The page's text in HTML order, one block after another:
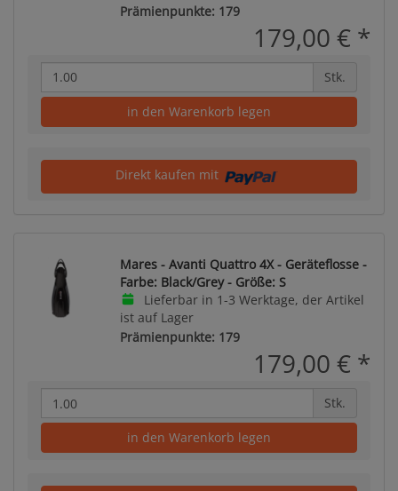
Prämienpunkte: 179
179,00 € *
Stk.
in den Warenkorb legen
Direkt kaufen mit
Mares - Avanti Quattro 4X - Geräteflosse -
Farbe: Black/Grey - Größe: S
Lieferbar in 1-3 Werktage, der Artikel
ist auf Lager
Prämienpunkte: 179
179,00 € *
Stk.
in den Warenkorb legen